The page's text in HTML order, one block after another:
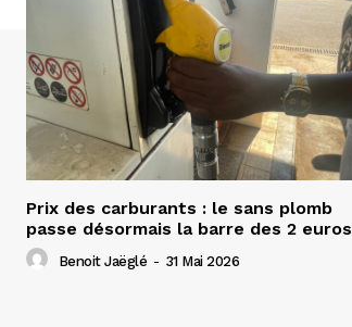
Prix des carburants : le sans plomb
passe désormais la barre des 2 euros
Benoit Jaëglé - 31 Mai 2026